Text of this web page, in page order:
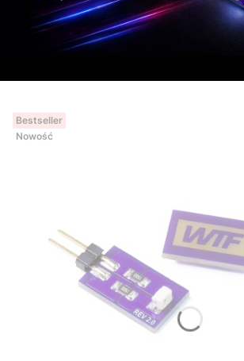
Bestseller
Nowość